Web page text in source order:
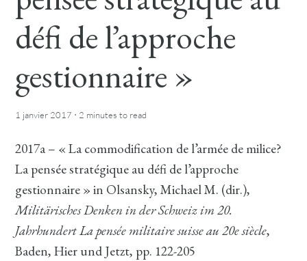
défi de l’approche
gestionnaire »
1 janvier 2017 · 2 minutes to read
2017a – « La commodification de l’armée de milice?
La pensée stratégique au défi de l’approche
gestionnaire » in Olsansky, Michael M. (dir.),
Militärisches Denken in der Schweiz im 20.
Jahrhundert La pensée militaire suisse au 20e siècle,
Baden, Hier und Jetzt, pp. 122-205